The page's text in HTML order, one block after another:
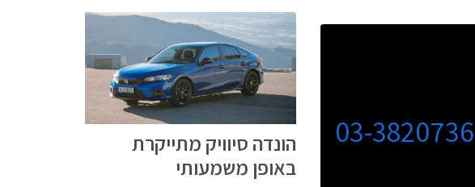
03-3820736
הונדה סיוויק מתייקרת
באופן משמעותי